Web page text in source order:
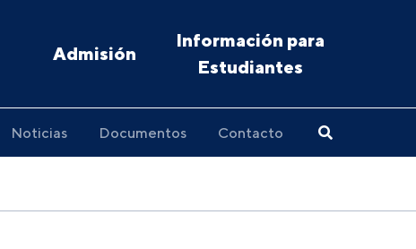
Admisión
Información para
Estudiantes
Noticias Documentos Contacto